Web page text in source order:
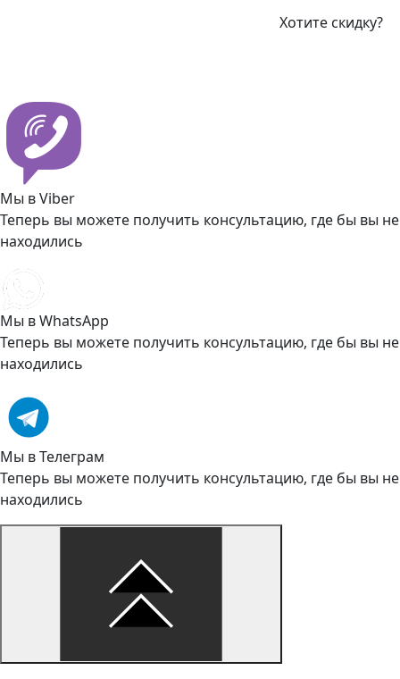
Хотите скидку?
Мы в Viber
Теперь вы можете получить консультацию, где бы вы не
находились
Мы в WhatsApp
Теперь вы можете получить консультацию, где бы вы не
находились
Мы в Телеграм
Теперь вы можете получить консультацию, где бы вы не
находились